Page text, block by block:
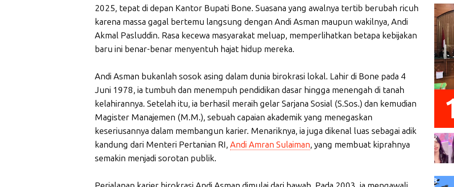
2025, tepat di depan Kantor Bupati Bone. Suasana yang awalnya tertib berubah ricuh
karena massa gagal bertemu langsung dengan Andi Asman maupun wakilnya, Andi
Akmal Pasluddin. Rasa kecewa masyarakat meluap, memperlihatkan betapa kebijakan
baru ini benar-benar menyentuh hajat hidup mereka.
Andi Asman bukanlah sosok asing dalam dunia birokrasi lokal. Lahir di Bone pada 4
Juni 1978, ia tumbuh dan menempuh pendidikan dasar hingga menengah di tanah
kelahirannya. Setelah itu, ia berhasil meraih gelar Sarjana Sosial (S.Sos.) dan kemudian
Magister Manajemen (M.M.), sebuah capaian akademik yang menegaskan
keseriusannya dalam membangun karier. Menariknya, ia juga dikenal luas sebagai adik
kandung dari Menteri Pertanian RI, Andi Amran Sulaiman, yang membuat kiprahnya
semakin menjadi sorotan publik.